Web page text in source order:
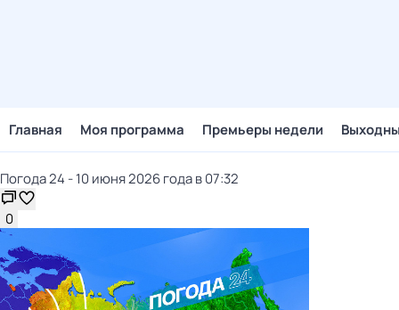
Главная Моя программа Премьеры недели
Погода 24 - 10 июня 2026 года в 07:32
0